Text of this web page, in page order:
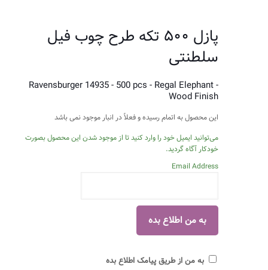
پازل ۵۰۰ تکه طرح چوب فیل
سلطنتی
Ravensburger 14935 - 500 pcs - Regal Elephant -
Wood Finish
این محصول به اتمام رسیده و فعلاً در انبار موجود نمی باشد
می‌توانید ایمیل خود را وارد کنید تا از موجود شدن این محصول بصورت
خودکار آگاه گردید.
Email Address
به من از طریق پیامک اطلاع بده